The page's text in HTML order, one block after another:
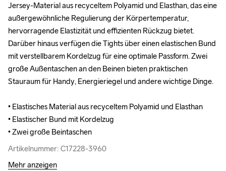
Jersey-Material aus recyceltem Polyamid und Elasthan, das eine
außergewöhnliche Regulierung der Körpertemperatur,
hervorragende Elastizität und effizienten Rückzug bietet.
Darüber hinaus verfügen die Tights über einen elastischen Bund
mit verstellbarem Kordelzug für eine optimale Passform. Zwei
große Außentaschen an den Beinen bieten praktischen
Stauraum für Handy, Energieriegel und andere wichtige Dinge.
• Elastisches Material aus recyceltem Polyamid und Elasthan
• Elastischer Bund mit Kordelzug
• Zwei große Beintaschen
Artikelnummer: C17228-3960
Jersey-Material aus recyceltem Polyamid und Elasthan, das eine
außergewöhnliche Regulierung der Körpertemperatur,
hervorragende Elastizität und effizienten Rückzug bietet.
Darüber hinaus verfügen die Tights über einen elastischen Bund
mit verstellbarem Kordelzug für eine optimale Passform. Zwei
große Außentaschen an den Beinen bieten praktischen
Stauraum für Handy, Energieriegel und andere wichtige Dinge.
• Elastisches Material aus recyceltem Polyamid und Elasthan
• Elastischer Bund mit Kordelzug
• Zwei große Beintaschen
Artikelnummer: C17228-3960
Mehr anzeigen